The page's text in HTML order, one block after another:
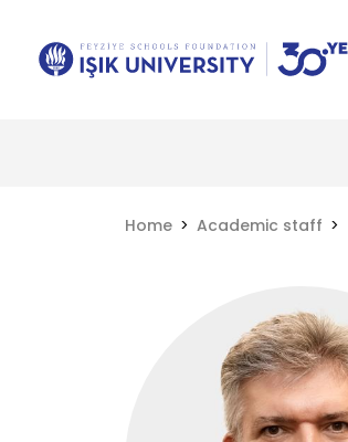
Home Academic staff